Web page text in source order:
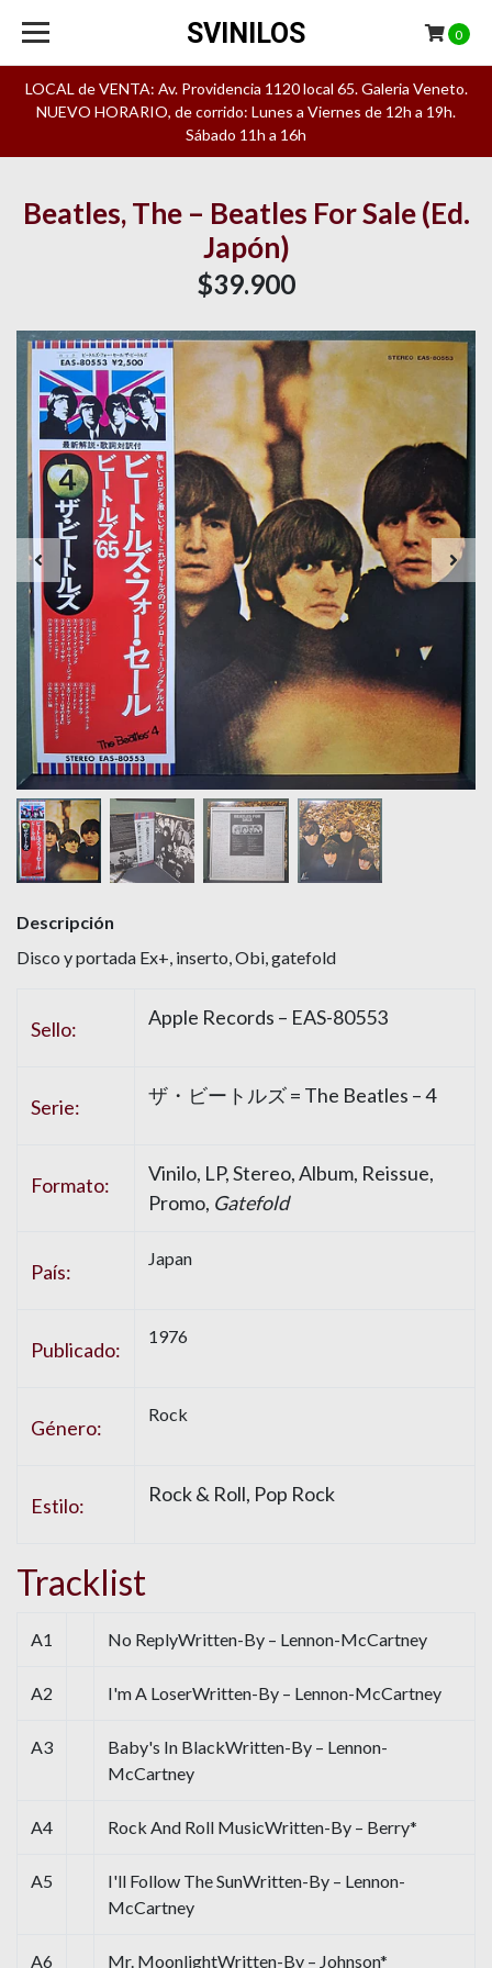
LOCAL de VENTA: Av. Providencia 1120 local 65. Galeria Veneto.
NUEVO HORARIO, de corrido: Lunes a Viernes de 12h a 19h.
Sábado 11h a 16h
SVINILOS 0
Beatles, The – Beatles For Sale (Ed.
Japón)
$39.900
Descripción
Disco y portada Ex+, inserto, Obi, gatefold
Sello: Apple Records – EAS-80553
Serie: ザ・ビートルズ = The Beatles – 4
Formato:
Vinilo, LP, Stereo, Album, Reissue,
Promo, Gatefold
País:
Japan
Publicado:
1976
Género:
Rock
Estilo: Rock & Roll, Pop Rock
Tracklist
A1 No ReplyWritten-By – Lennon-McCartney
A2 I'm A LoserWritten-By – Lennon-McCartney
A3
Baby's In BlackWritten-By – Lennon-
McCartney
A4 Rock And Roll MusicWritten-By – Berry*
A5
I'll Follow The SunWritten-By – Lennon-
McCartney
A6 Mr. MoonlightWritten-By – Johnson*